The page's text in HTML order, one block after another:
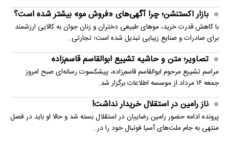
بازار اکستنشن؛ چرا آگهی‌های «فروش مو» بیشتر شده است؟
با کاهش قدرت خرید، موهای طبیعی دختران و زنان جوان به کالایی ارزشمند
برای صادرات و صنایع زیبایی تبدیل شده است؛ تجارتی…
تصاویر؛ متن و حاشیه تشییع ابوالقاسم قاسم‌زاده
مراسم تشییع مرحوم ابوالقاسم قاسم‌زاده، پیشکسوت رسانه‌ای صبح امروز
جمعه ۱۶ مرداد از موسسه اطلاعات برگزار شد.
ناز رامین در استقلال خریدار نداشت!
پرونده ادامه حضور رامین رضاییان در استقلال بسته شد و حالا او باید در فصل
منتهی به جام ملت‌های آسیا فوتبال خود را در…